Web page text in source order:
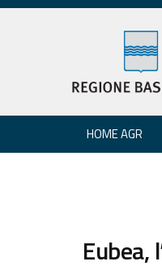
HOME AGR
Eubea,